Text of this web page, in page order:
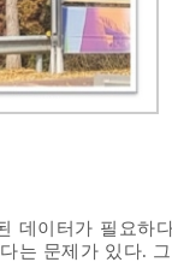
데이터가 필요하
는 문제가 있다.